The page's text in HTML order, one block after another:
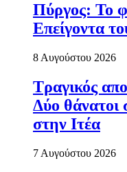
Πύργος: Το
Επείγοντα
8 Αυγούστου 2026
Τραγικός
Δύο θάνατοι
στην Ιτέα
7 Αυγούστου 2026